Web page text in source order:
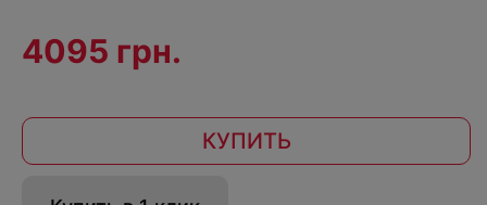
4095 грн.
КУПИТЬ